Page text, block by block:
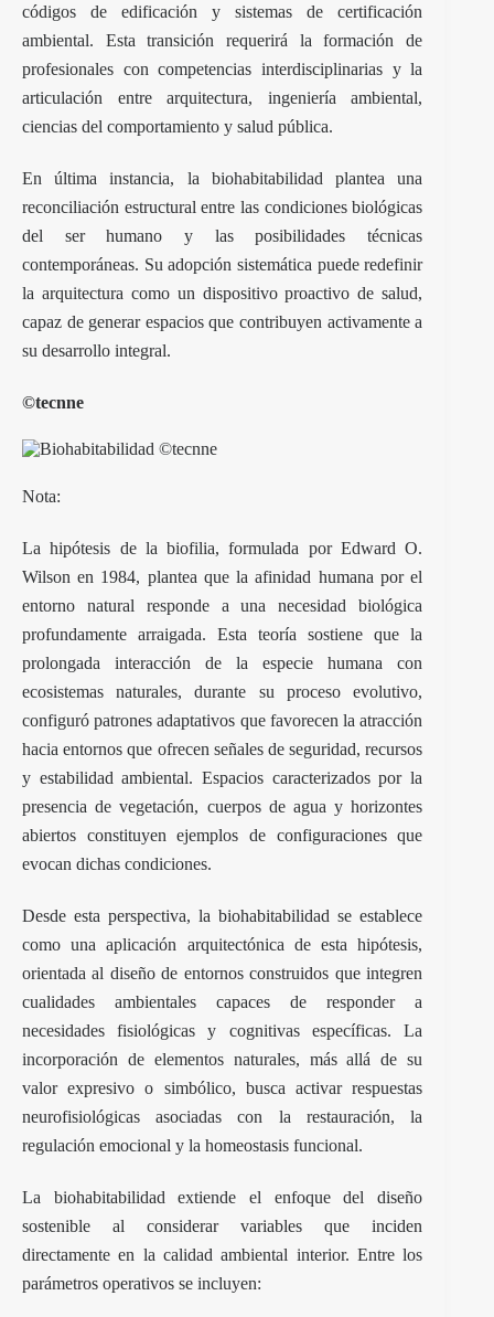
códigos de edificación y sistemas de certificación
ambiental. Esta transición requerirá la formación de
profesionales con competencias interdisciplinarias y la
articulación entre arquitectura, ingeniería ambiental,
ciencias del comportamiento y salud pública.
En última instancia, la biohabitabilidad plantea una
reconciliación estructural entre las condiciones biológicas
del ser humano y las posibilidades técnicas
contemporáneas. Su adopción sistemática puede redefinir
la arquitectura como un dispositivo proactivo de salud,
capaz de generar espacios que contribuyen activamente a
su desarrollo integral.
©tecnne
Nota:
La hipótesis de la biofilia, formulada por Edward O.
Wilson en 1984, plantea que la afinidad humana por el
entorno natural responde a una necesidad biológica
profundamente arraigada. Esta teoría sostiene que la
prolongada interacción de la especie humana con
ecosistemas naturales, durante su proceso evolutivo,
configuró patrones adaptativos que favorecen la atracción
hacia entornos que ofrecen señales de seguridad, recursos
y estabilidad ambiental. Espacios caracterizados por la
presencia de vegetación, cuerpos de agua y horizontes
abiertos constituyen ejemplos de configuraciones que
evocan dichas condiciones.
Desde esta perspectiva, la biohabitabilidad se establece
como una aplicación arquitectónica de esta hipótesis,
orientada al diseño de entornos construidos que integren
cualidades ambientales capaces de responder a
necesidades fisiológicas y cognitivas específicas. La
incorporación de elementos naturales, más allá de su
valor expresivo o simbólico, busca activar respuestas
neurofisiológicas asociadas con la restauración, la
regulación emocional y la homeostasis funcional.
La biohabitabilidad extiende el enfoque del diseño
sostenible al considerar variables que inciden
directamente en la calidad ambiental interior. Entre los
parámetros operativos se incluyen: